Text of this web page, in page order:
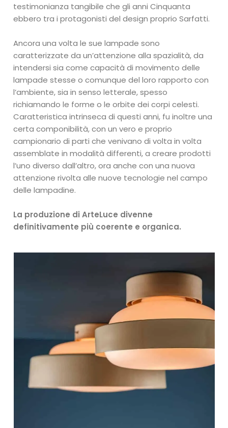
testimonianza tangibile che gli anni Cinquanta
ebbero tra i protagonisti del design proprio Sarfatti.
Ancora una volta le sue lampade sono
caratterizzate da un’attenzione alla spazialità, da
intendersi sia come capacità di movimento delle
lampade stesse o comunque del loro rapporto con
l’ambiente, sia in senso letterale, spesso
richiamando le forme o le orbite dei corpi celesti.
Caratteristica intrinseca di questi anni, fu inoltre una
certa componibilità, con un vero e proprio
campionario di parti che venivano di volta in volta
assemblate in modalità differenti, a creare prodotti
l’uno diverso dall’altro, ora anche con una nuova
attenzione rivolta alle nuove tecnologie nel campo
delle lampadine.
La produzione di ArteLuce divenne
definitivamente più coerente e organica.